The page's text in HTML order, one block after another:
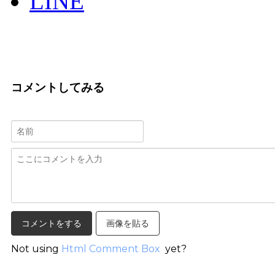
コメントしてみる
画像を貼る
Not using Html Comment Box yet?